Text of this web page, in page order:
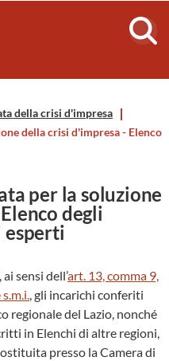
della crisi d'impresa
della crisi d'impresa - Elenco
per la soluzione
degli
sensi dell’art. 13, comma 9,
, gli incarichi conferiti
regionale del Lazio, nonché
in Elenchi di altre regioni,
presso la Camera di